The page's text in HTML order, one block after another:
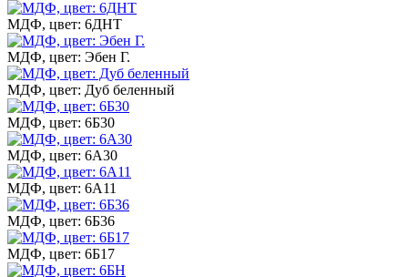
МДФ, цвет: 6ДНТ
МДФ, цвет: Эбен Г.
МДФ, цвет: Дуб беленный
МДФ, цвет: 6Б30
МДФ, цвет: 6А30
МДФ, цвет: 6А11
МДФ, цвет: 6Б36
МДФ, цвет: 6Б17